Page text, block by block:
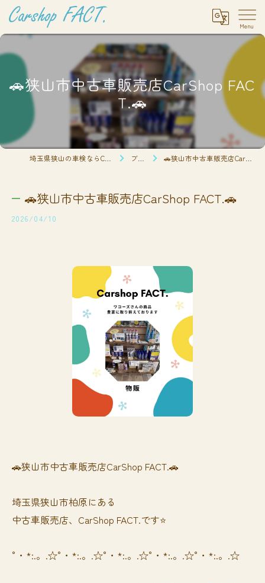
🚗狭山市中古車販売店CarShop FAC
T.🚗
ブログ 🚗狭山市中古車販売店CarShop FACT.🚗
🚗狭山市中古車販売店CarShop FACT.🚗
2026/04/10
🚗狭山市中古車販売店CarShop FACT.🚗
埼玉県狭山市柏原にある
中古車販売店、CarShop FACT.です⭐️
°・*:.。.☆°・*:.。.☆°・*:.。.☆°・*:.。.☆°・*:.。.☆